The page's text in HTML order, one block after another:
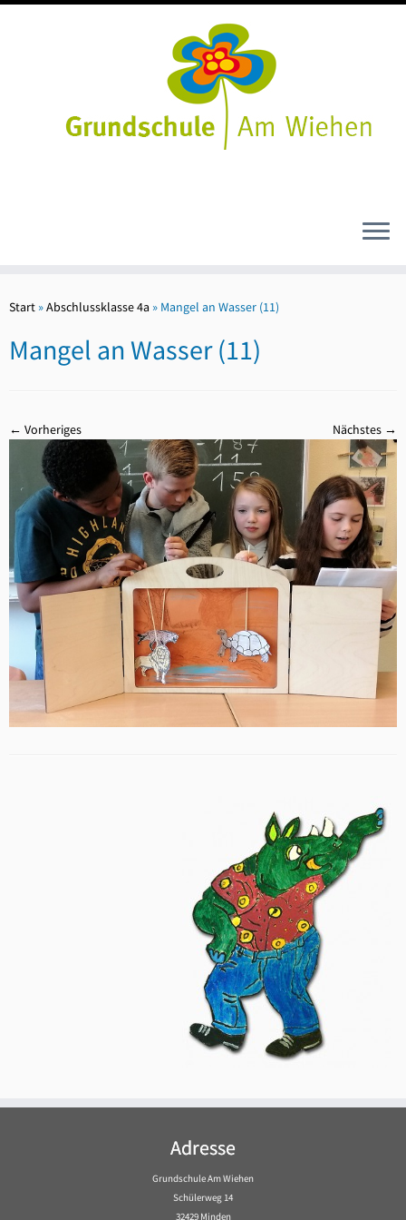
Inhalt
Start »Abschlussklasse 4a » Mangel an Wasser (11)
Mangel an Wasser (11)
← Vorheriges Nächstes →
Adresse
Grundschule Am Wiehen
Schülerweg 14
32429 Minden